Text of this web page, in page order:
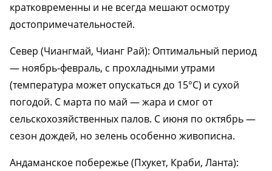
кратковременны и не всегда мешают осмотру
достопримечательностей.
Север (Чиангмай, Чианг Рай): Оптимальный период
— ноябрь-февраль, с прохладными утрами
(температура может опускаться до 15°C) и сухой
погодой. С марта по май — жара и смог от
сельскохозяйственных палов. С июня по октябрь —
сезон дождей, но зелень особенно живописна.
Андаманское побережье (Пхукет, Краби, Ланта):